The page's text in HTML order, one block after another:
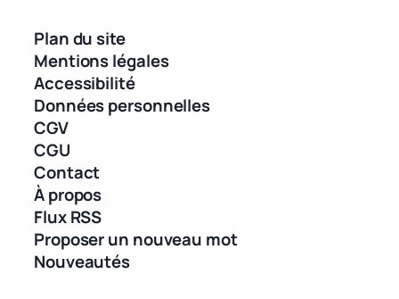
Plan du site
Mentions légales
Accessibilité
Données personnelles
CGV
CGU
Contact
À propos
Flux RSS
Proposer un nouveau mot
Nouveautés